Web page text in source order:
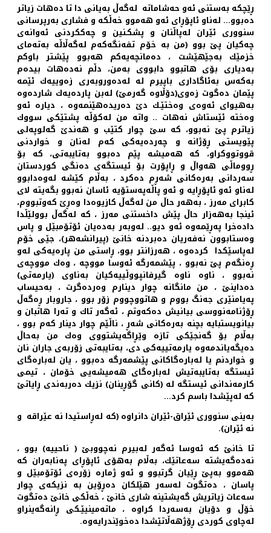
ڕێچكه‌ به‌ستنی ئه‌و حه‌شاماته‌ ‌ له‌گه‌ڵ به‌یانی دا تا ده‌هات زیاتر
ده‌بوو... له‌ناو ئاپۆڕای ئه‌و هه‌موو خه‌ڵكه‌ و فشاری به‌رپرسانی
سنووری ئێران له‌پاڵنان و پشكـنین و چه‌ككردنی ئه‌وانه‌ی
چه‌كیان پێ بوو (من به‌ خۆم تفه‌نگه‌كه‌م له‌گه‌ڵاڵه‌ به‌ته‌مای
خزمێك به‌جێهێشت ، ده‌مانچه‌یه‌كم هه‌بوو پێشتر باوكم
به‌دیاری بۆی هاتبوو دابووی به‌من، دڵم نه‌ده‌هات بیده‌م
به‌كه‌س به‌ئاگاداری باپیرم له‌‌ له‌ده‌وروبه‌ری زه‌وییه‌ك ئێمه‌
پێمان ده‌گوت زه‌وی(دۆڵاوه‌ گه‌رمێ) له‌بن پارده‌یه‌ك شارده‌‌وه‌
به‌هیوای ئه‌وه‌ی وه‌ختێـك دێ ده‌ریده‌هێنمه‌وه ‌، دیاره‌ ئه‌و
وه‌خته‌ ئێستاش نه‌هات .. واته‌ من له‌كۆڵه‌ پشتێكی سووك
زیاترم پێ نه‌بوو، كه‌ سێ چوار كتێب و هه‌ندێ گه‌لوپه‌لی
پێویستی ڕۆژانه‌ و چه‌رده‌یه‌كی كه‌م له‌نان و خواردنی
قووتووكراو، كه‌ هه‌میشه‌ پێم ده‌بوو به‌تایبه‌تی، كه‌ بۆ
ڕووماڵی هه‌واڵ و ڕاپۆرت بۆ ئیستگه‌ی ده‌نگی كوردستان
سه‌ردانی به‌ره‌كانی شه‌ڕم ده‌كرد ، به‌ڵام كێشه‌ له‌وه‌دابوو
له‌ناو ئه‌و ئاپۆڕایه‌ و ئه‌و پاڵه‌په‌ستۆیه‌ ئاسان نه‌بوو بگه‌یته‌ لای
كابرای مه‌رز ، به‌هه‌ر حاڵ من له‌گه‌ڵ كازیوه‌دا وه‌ڕێ كه‌وتبووم،
ئینجا به‌هه‌زار حاڵ پێش داخستنی مه‌رز ، كه‌ له‌گه‌ڵ بوولێڵدا
داده‌خرا په‌ڕێمه‌وه‌ ئه‌و دیو.. له‌وبه‌ر به‌ده‌یان ئۆتۆمبێل و پاس
وه‌ستابوون نه‌فه‌ریان ده‌بردنه‌ خانێ (پیرانشه‌هر)، جێی خۆم
له‌پاسێكدا كرده‌وه ‌، هه‌رزانتر بوو، ڕاستی من پاره‌یه‌كی له‌و
ڕه‌نگه‌م پێ نه‌بوو ، پێشمه‌رگه‌ ئه‌وسا مووچه‌ ، وه‌ك مووچه‌ی
نه‌بوو ، ناوه‌ ناوه‌ گیرفانپووڵییه‌كیان به‌ناوی (یارمه‌تی)
ده‌داینێ ، من مانگانه‌ چوار دینارم وه‌رده‌گرت ، به‌حیساب
په‌یامنێری جه‌نگ بووم و هاتووچووم زۆر بوو ، جاروبار ڕه‌گه‌ڵ
ڕۆژنامه‌نووسی بیانیش ده‌كه‌وتم ، ئه‌گه‌ر تاك و ته‌را هاتبان و
بیانویستبایه‌ بچنه‌ به‌ره‌كانی شه‌ڕ ، ناڵێم چوار دینار كه‌م بوو ،
به‌ڵام بۆ گه‌نجێكی تازه‌ وێڕاگه‌یشتووی وه‌ك من به‌حاڵ
ده‌یگه‌یاندمه‌وه‌ یارمه‌تییه‌كی دی، به‌تایبه‌تی زۆربه‌ی جاران نان
و خواردنم یا له‌باره‌گاكانی پێشمه‌رگه‌ ده‌بوو ، یان له‌باره‌گای
ئیستگه‌ به‌تایبه‌تیش له‌باره‌گای هه‌میشه‌یی خۆمان ، تیمی
كارمه‌ندانی ئیستگه‌ له‌ (كانی گۆڕینان) نزیك ده‌ربه‌ندی ڕایاتێ
كه‌ له‌پێشدا باسم كرد...
به‌ینی سنووری ئێراق-ئێران دانراوه‌ (كه‌ له‌ڕاستیدا نه‌ عێراقه‌ و
نه‌ ئێران).
تا خانێ كه‌ ئه‌وسا ئه‌گه‌ر له‌بیرم نه‌چووبێ ( ناحییه‌) بوو ،
نه‌ده‌گه‌یشته‌ سه‌عاتێك، به‌ڵام به‌هۆی ئاپۆڕای په‌نابه‌ران كه‌
هه‌موو به‌پێ ڕێیان گرتبوو و ئه‌و ژماره‌ زۆره‌ی ئۆتۆمبێل و
پاسان ، ده‌تگوت له‌سه‌ر هێلكان ده‌ڕۆین به نزیكه‌ی ‌چوار
سه‌عات زیاتریش گه‌یشتینه‌ شاری خانێ ، خه‌ڵكی خانێ ده‌تگوت
خۆڵ و دۆیان به‌سه‌ردا كراوه‌ ، ماته‌مینیێـكی ڕانه‌گه‌ینراو
له‌چاوی كوردی ڕۆژهه‌ڵاتێشدا ده‌خوێندرایه‌وه‌.